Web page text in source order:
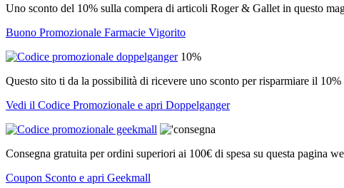
Uno sconto del 10% sulla compera di articoli Roger & Gallet in questo
Buono Promozionale Farmacie Vigorito
10%
Questo sito ti da la possibilità di ricevere uno sconto per risparmiare il
Vedi il Codice Promozionale e apri Doppelganger
Consegna gratuita per ordini superiori ai 100€ di spesa su questa pagina
Coupon Sconto e apri Geekmall